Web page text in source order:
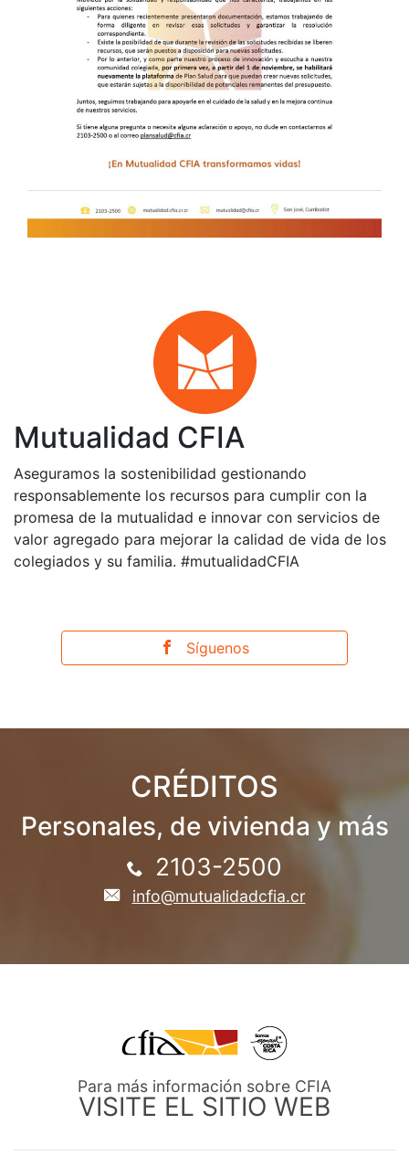
Mutualidad CFIA
Aseguramos la sostenibilidad gestionando
responsablemente los recursos para cumplir con la
promesa de la mutualidad e innovar con servicios de
valor agregado para mejorar la calidad de vida de los
colegiados y su familia. #mutualidadCFIA
Síguenos
CRÉDITOS
Personales, de vivienda y más
2103-2500
info@mutualidadcfia.cr
Para más información sobre CFIA
VISITE EL SITIO WEB